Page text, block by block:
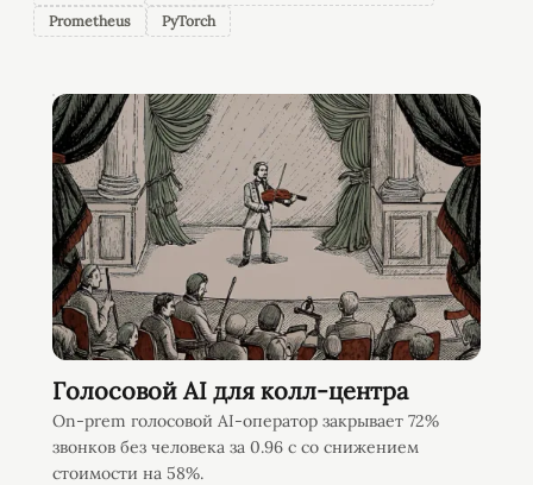
Prometheus
PyTorch
Голосовой AI для колл-центра
On-prem голосовой AI-оператор закрывает 72%
звонков без человека за 0.96 с со снижением
стоимости на 58%.